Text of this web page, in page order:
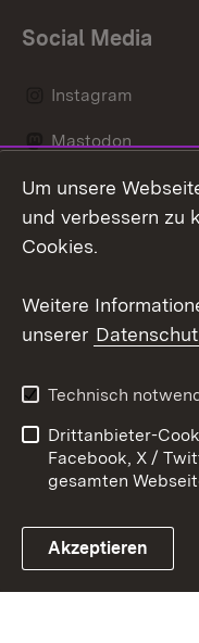
Social Media
Instagram
Mastodon
Messenger
Link zum Landesportal
Kontakt
Cookies
Um unsere
und verbessern zu
Cookies.
Weitere
unserer
Technisch
Drittanbieter-
Facebook, X /
gesamten
Akzeptieren